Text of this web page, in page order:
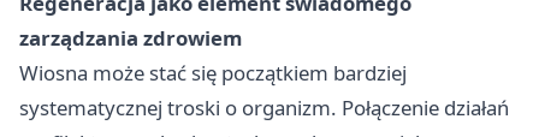
zarządzania zdrowiem
Wiosna może stać się początkiem bardziej
systematycznej troski o organizm. Połączenie działań